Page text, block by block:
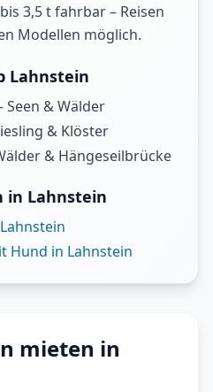
3,5 t fahrbar – Reisen
Modellen möglich.
Lahnstein
Seen & Wälder
& Klöster
& Hängeseilbrücke
in Lahnstein
Hund in Lahnstein
mieten in